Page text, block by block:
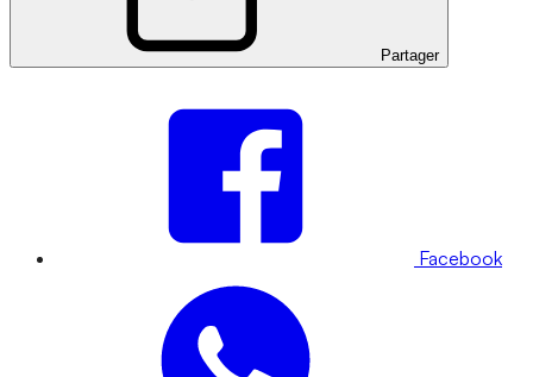
Partager
Facebook